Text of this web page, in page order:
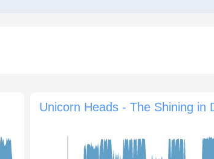
Unicorn Heads - The Shining in